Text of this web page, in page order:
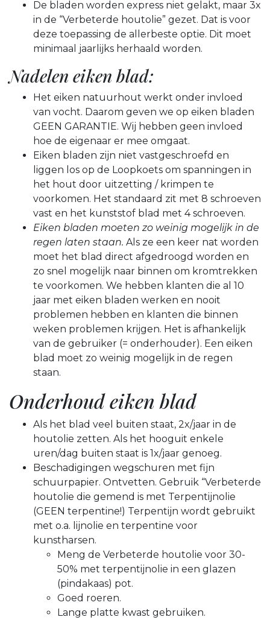
De bladen worden express niet gelakt, maar 3x
in de “Verbeterde houtolie” gezet. Dat is voor
deze toepassing de allerbeste optie. Dit moet
minimaal jaarlijks herhaald worden.
Nadelen eiken blad:
Het eiken natuurhout werkt onder invloed
van vocht. Daarom geven we op eiken bladen
GEEN GARANTIE. Wij hebben geen invloed
hoe de eigenaar er mee omgaat.
Eiken bladen zijn niet vastgeschroefd en
liggen los op de Loopkoets om spanningen in
het hout door uitzetting / krimpen te
voorkomen. Het standaard zit met 8 schroeven
vast en het kunststof blad met 4 schroeven.
Eiken bladen moeten zo weinig mogelijk in de
regen laten staan. Als ze een keer nat worden
moet het blad direct afgedroogd worden en
zo snel mogelijk naar binnen om kromtrekken
te voorkomen. We hebben klanten die al 10
jaar met eiken bladen werken en nooit
problemen hebben en klanten die binnen
weken problemen krijgen. Het is afhankelijk
van de gebruiker (= onderhouder). Een eiken
blad moet zo weinig mogelijk in de regen
staan.
Onderhoud eiken blad
Als het blad veel buiten staat, 2x/jaar in de
houtolie zetten. Als het hooguit enkele
uren/dag buiten staat is 1x/jaar genoeg.
Beschadigingen wegschuren met fijn
schuurpapier. Ontvetten. Gebruik “Verbeterde
houtolie die gemend is met Terpentijnolie
(GEEN terpentine!) Terpentijn wordt gebruikt
met o.a. lijnolie en terpentine voor
kunstharsen.
Meng de Verbeterde houtolie voor 30-
50% met terpentijnolie in een glazen
(pindakaas) pot.
Goed roeren.
Lange platte kwast gebruiken.